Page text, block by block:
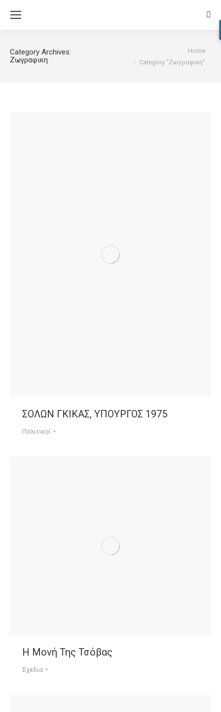
Category Archives:
Ζωγραφικη
Home
Category "Ζωγραφικη"
ΣΟΛΩΝ ΓΚΙΚΑΣ, ΥΠΟΥΡΓΟΣ 1975
Πολιτικοί
Η Μονή Της Τσόβας
Σχεδια